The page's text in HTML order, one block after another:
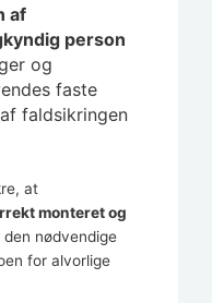
af
person
og
faste
faldsikringen
at
monteret og
den nødvendige
for alvorlige